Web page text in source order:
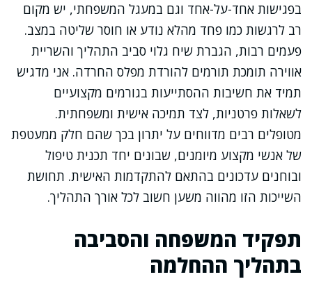
בפגישות אחד-על-אחד וגם במעגל המשפחתי, יש מקום
רב לרגשות כמו פחד מהלא נודע או חוסר שליטה במצב.
פעמים רבות, הגברת שיח גלוי סביב התהליך והשריית
אווירה תומכת תורמים להורדת מפלס החרדה. אני מדגיש
תמיד את חשיבות ההסתייעות בגורמים מקצועיים
לשאלות פרטניות, לצד תמיכה אישית ומשפחתית.
מטופלים רבים מדווחים על יתרון בכך שהם חלק ממעטפת
של אנשי מקצוע מיומנים, שבונים יחד תכנית טיפול
ובוחנים עדכונים בהתאם להתקדמות האישית. תחושת
השייכות הזו מהווה משען חשוב לכל אורך התהליך.
תפקיד המשפחה והסביבה
בתהליך ההחלמה